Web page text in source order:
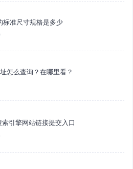
标准尺寸规格是多少
怎么查询？在哪里看？
引擎网站链接提交入口